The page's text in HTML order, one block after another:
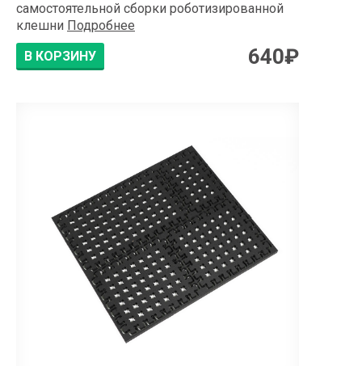
самостоятельной сборки роботизированной
клешни Подробнее
В КОРЗИНУ
640₽